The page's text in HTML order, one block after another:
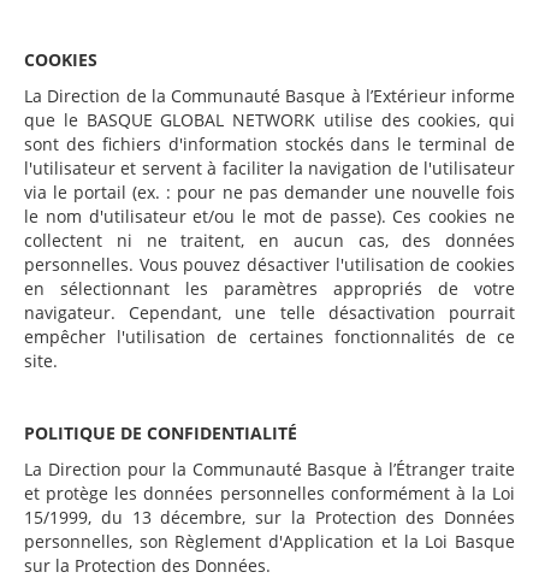
COOKIES
La Direction de la Communauté Basque à l’Extérieur informe
que le BASQUE GLOBAL NETWORK utilise des cookies, qui
sont des fichiers d'information stockés dans le terminal de
l'utilisateur et servent à faciliter la navigation de l'utilisateur
via le portail (ex. : pour ne pas demander une nouvelle fois
le nom d'utilisateur et/ou le mot de passe). Ces cookies ne
collectent ni ne traitent, en aucun cas, des données
personnelles. Vous pouvez désactiver l'utilisation de cookies
en sélectionnant les paramètres appropriés de votre
navigateur. Cependant, une telle désactivation pourrait
empêcher l'utilisation de certaines fonctionnalités de ce
site.
POLITIQUE DE CONFIDENTIALITÉ
La Direction pour la Communauté Basque à l’Étranger traite
et protège les données personnelles conformément à la Loi
15/1999, du 13 décembre, sur la Protection des Données
personnelles, son Règlement d'Application et la Loi Basque
sur la Protection des Données.